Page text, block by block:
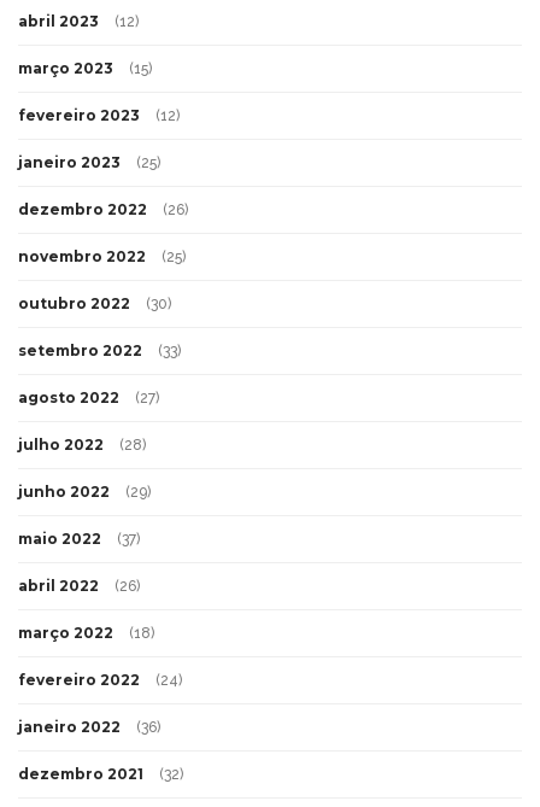
abril 2023 (12)
março 2023 (15)
fevereiro 2023 (12)
janeiro 2023 (25)
dezembro 2022 (26)
novembro 2022 (25)
outubro 2022 (30)
setembro 2022 (33)
agosto 2022 (27)
julho 2022 (28)
junho 2022 (29)
maio 2022 (37)
abril 2022 (26)
março 2022 (18)
fevereiro 2022 (24)
janeiro 2022 (36)
dezembro 2021 (32)